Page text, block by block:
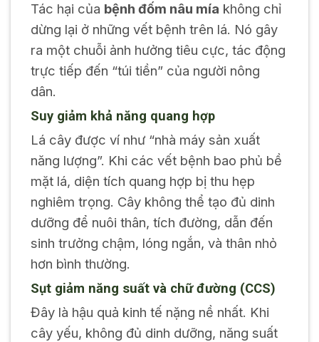
Tác hại của bệnh đốm nâu mía không chỉ
dừng lại ở những vết bệnh trên lá. Nó gây
ra một chuỗi ảnh hưởng tiêu cực, tác động
trực tiếp đến “túi tiền” của người nông
dân.
Suy giảm khả năng quang hợp
Lá cây được ví như “nhà máy sản xuất
năng lượng”. Khi các vết bệnh bao phủ bề
mặt lá, diện tích quang hợp bị thu hẹp
nghiêm trọng. Cây không thể tạo đủ dinh
dưỡng để nuôi thân, tích đường, dẫn đến
sinh trưởng chậm, lóng ngắn, và thân nhỏ
hơn bình thường.
Sụt giảm năng suất và chữ đường (CCS)
Đây là hậu quả kinh tế nặng nề nhất. Khi
cây yếu, không đủ dinh dưỡng, năng suất